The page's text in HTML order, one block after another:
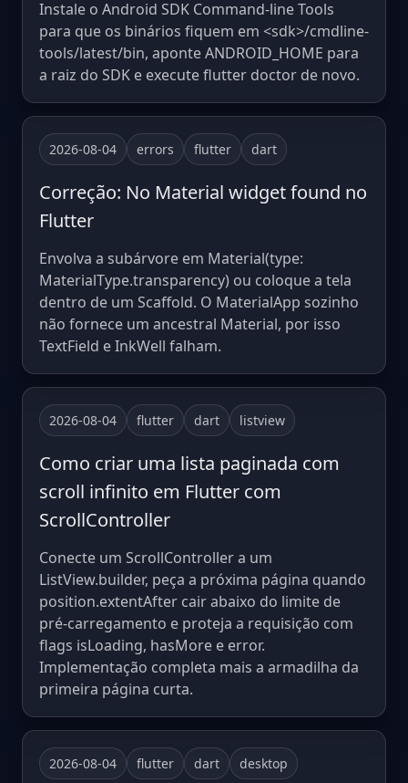
Instale o Android SDK Command-line Tools
para que os binários fiquem em <sdk>/cmdline-
tools/latest/bin, aponte ANDROID_HOME para
a raiz do SDK e execute flutter doctor de novo.
2026-08-04 errors flutter dart
Correção: No Material widget found no
Flutter
Envolva a subárvore em Material(type:
MaterialType.transparency) ou coloque a tela
dentro de um Scaffold. O MaterialApp sozinho
não fornece um ancestral Material, por isso
TextField e InkWell falham.
2026-08-04 flutter dart listview
Como criar uma lista paginada com
scroll infinito em Flutter com
ScrollController
Conecte um ScrollController a um
ListView.builder, peça a próxima página quando
position.extentAfter cair abaixo do limite de
pré-carregamento e proteja a requisição com
flags isLoading, hasMore e error.
Implementação completa mais a armadilha da
primeira página curta.
2026-08-04 flutter dart desktop